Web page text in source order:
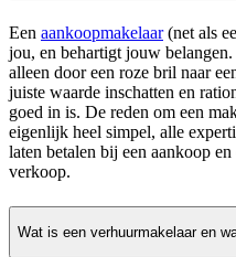
Een aankoopmakelaar(net als
jou, en behartigt jouw
alleen door een roze bril naar
juiste waarde inschatten en
goed in is. De reden om een
eigenlijk heel simpel, alle
laten betalen bij een aankoop
verkoop.
Wat is een verhuurmakelaar en